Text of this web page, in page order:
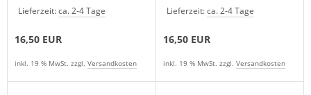
Lieferzeit:ca. 2-4 Tage
16,50 EUR
inkl. 19 % MwSt. zzgl. Versandkosten
Lieferzeit:ca. 2-4 Tage
16,50 EUR
inkl. 19 % MwSt. zzgl. Versandkosten